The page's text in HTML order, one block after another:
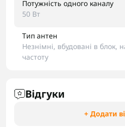
Потужність одного каналу
50 Вт
Тип антен
Незнімні, вбудовані в блок,
частоту
Відгуки
+ Додати